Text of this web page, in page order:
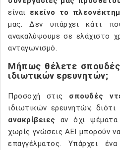
είναι εκείνο το
μας. Δεν υπάρχει κάτι
ανακαλύψουμε σε ελάχιστο
ανταγωνισμό.
Μήπως θέλετε σπουδές
ιδιωτικών ερευνητών;
Προσοχή στις σπουδές
ιδιωτικών ερευνητών,
ανακρίβειες αν όχι
χωρίς γνώσεις ΑΕΙ μπορούν
επαγγέλματος. Υπάρχει